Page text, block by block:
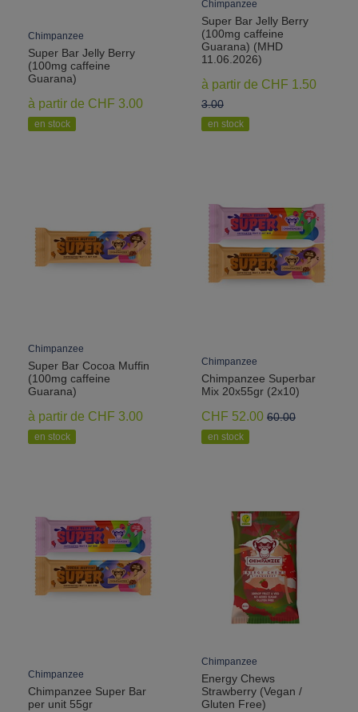
Chimpanzee
Super Bar Jelly Berry
(100mg caffeine
Guarana)
à partir de CHF 3.00
en stock
Chimpanzee
Super Bar Jelly Berry
(100mg caffeine
Guarana) (MHD
11.06.2026)
à partir de CHF 1.50
3.00
en stock
Chimpanzee
Super Bar Cocoa Muffin
(100mg caffeine
Guarana)
à partir de CHF 3.00
en stock
Chimpanzee
Chimpanzee Superbar
Mix 20x55gr (2x10)
CHF 52.00 60.00
en stock
Chimpanzee
Chimpanzee Super Bar
per unit 55gr
Chimpanzee
Energy Chews
Strawberry (Vegan /
Gluten Free)